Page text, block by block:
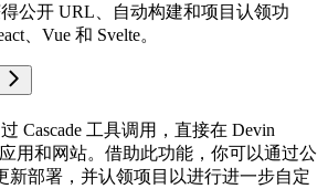
公开 URL、自动构建和项目认领功
、Vue 和 Svelte。
Cascade 工具调用，直接在 Devin
应用和网站。借助此功能，你可以通过公
新部署，并认领项目以进行进一步自定